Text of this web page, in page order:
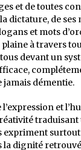
et de toutes
dictature, de ses
et mots
plaine à travers
devant un
jamais démentie.
et
expriment
la dignité